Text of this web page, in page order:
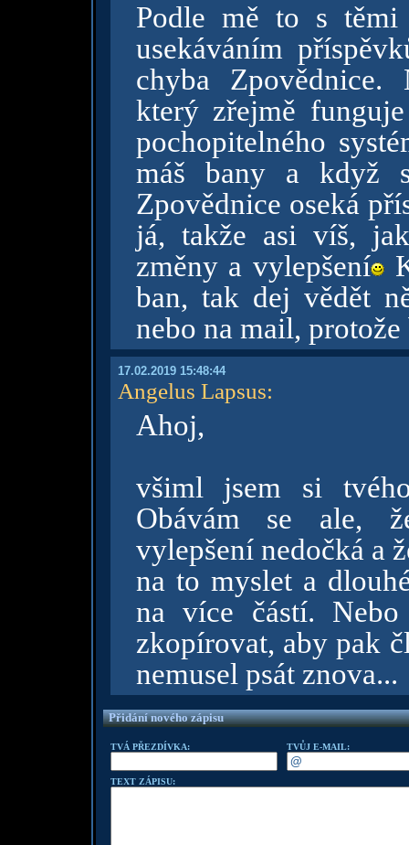
Podle mě to s těmi
usekáváním
chyba Zpovědnice.
který zřejmě
pochopitelného
máš bany a když
Zpovědnice oseká
já, takže asi víš,
změny a vylepšení
ban, tak dej vědět
nebo na mail,
17.02.2019 15:48:44
Angelus Lapsus:
Ahoj,
všiml jsem si
Obávám se ale,
vylepšení nedočká a
na to myslet a
na více částí.
zkopírovat, aby pak
nemusel psát znova...
Přidání nového zápisu
TVÁ PŘEZDÍVKA: TVŮJ E-MAIL:
TEXT ZÁPISU: